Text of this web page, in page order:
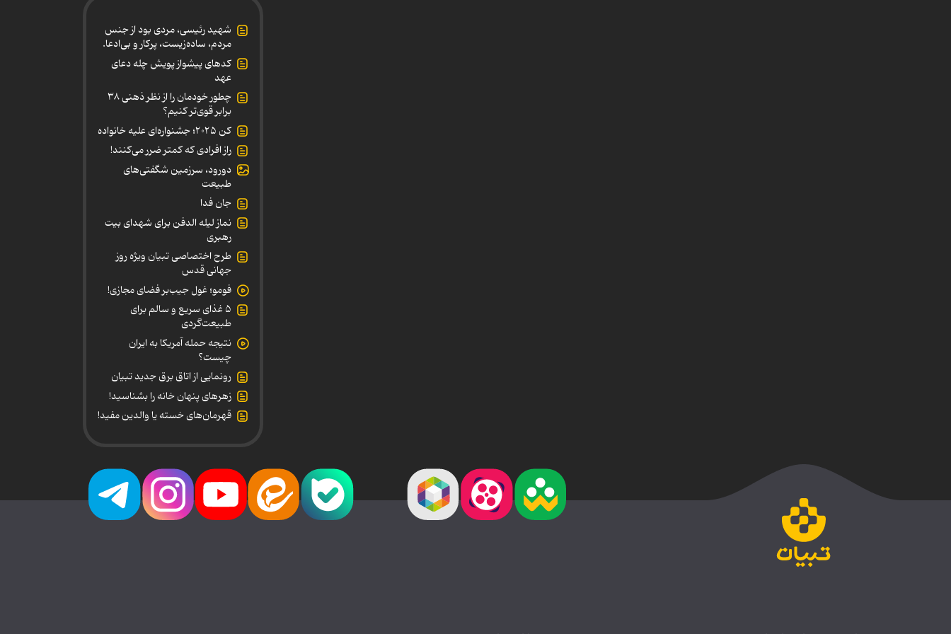
شهید رئیسی، مردی بود از جنس
مردم، ساده‌زیست، پرکار و بی‌ادعا.
کدهای پیشواز پویش چله دعای
عهد
چطور خودمان را از نظر ذهنی ۳۸
برابر قوی‌تر کنیم؟
کن ۲۰۲۵؛ جشنواره‌ای علیه خانواده
راز افرادی که کمتر ضرر می‌کنند!
دورود، سرزمین شگفتی‌های
طبیعت
جان فدا
نماز لیله الدفن برای شهدای بیت
رهبری
طرح اختصاصی تبیان ویژه روز
جهانی قدس
فومو؛ غول جیب‌بر فضای مجازی!
۵ غذای سریع و سالم برای
طبیعت‌گردی
نتیجه حمله آمریکا به ایران
چیست؟
رونمایی از اتاق برق جدید تبیان
زهرهای پنهان خانه را بشناسید!
قهرمان‌های خسته یا والدین مفید!